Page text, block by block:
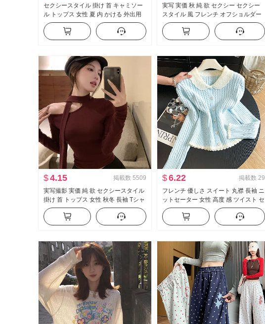
セクシースタイル 掛け 首 キャミソー
ル トップス 女性 夏 内 かける 外出用
み 背中 スリムフィット デザイン 感 オ
フショルダー ショート丈 ニット ベス
ト
実写 実価 秋 純 欲 セクシー セクシー
スタイル 風 フレンチ オフショルダー
長袖 Tシャツ 女性 フリル ウエストシ
ェイプ トップス
$4.15 掲載数 5509
実写撮影 実価 純 欲 セクシースタイル
掛け 首 トップス 女性 秋冬 長袖 Tシャ
ツ 高度 感 表示 ボディピース 内 かけ
る インナーシャツ
$6.22 掲載数 29
フレンチ 優しさ スイート 丸襟 長袖 ニ
ットセーター 女性 高度 感 ツイスト セ
ーター スリムフィット スリム効果 ト
ップス